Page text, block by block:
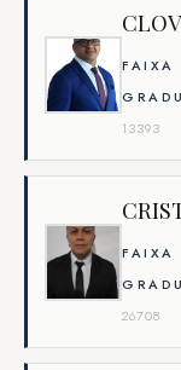
FAIXA
13393
FAIXA
26708